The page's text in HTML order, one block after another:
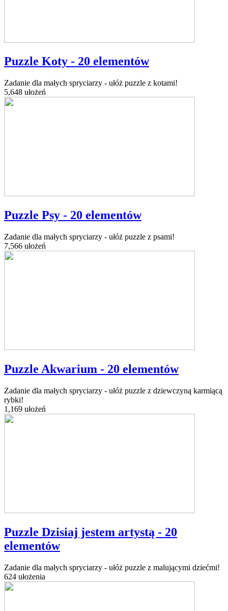
Puzzle Koty - 20 elementów
Zadanie dla małych spryciarzy - ułóż puzzle z kotami!
5,648 ułożeń
Puzzle Psy - 20 elementów
Zadanie dla małych spryciarzy - ułóż puzzle z psami!
7,566 ułożeń
Puzzle Akwarium - 20 elementów
Zadanie dla małych spryciarzy - ułóż puzzle z dziewczyną karmiącą
rybki!
1,169 ułożeń
Puzzle Dzisiaj jestem artystą - 20
elementów
Zadanie dla małych spryciarzy - ułóż puzzle z malującymi dziećmi!
624 ułożenia